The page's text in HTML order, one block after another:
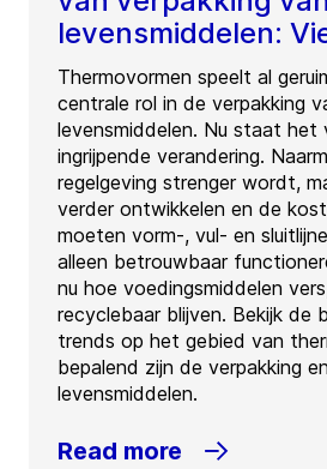
levensmiddelen:
Thermovormen speelt al
centrale rol in de verpakking
levensmiddelen. Nu staat het
ingrijpende verandering.
regelgeving strenger wordt,
verder ontwikkelen en de
moeten vorm-, vul- en
alleen betrouwbaar
nu hoe voedingsmiddelen
recyclebaar blijven. Bekijk de
trends op het gebied van
bepalend zijn de verpakking
levensmiddelen.
Read more